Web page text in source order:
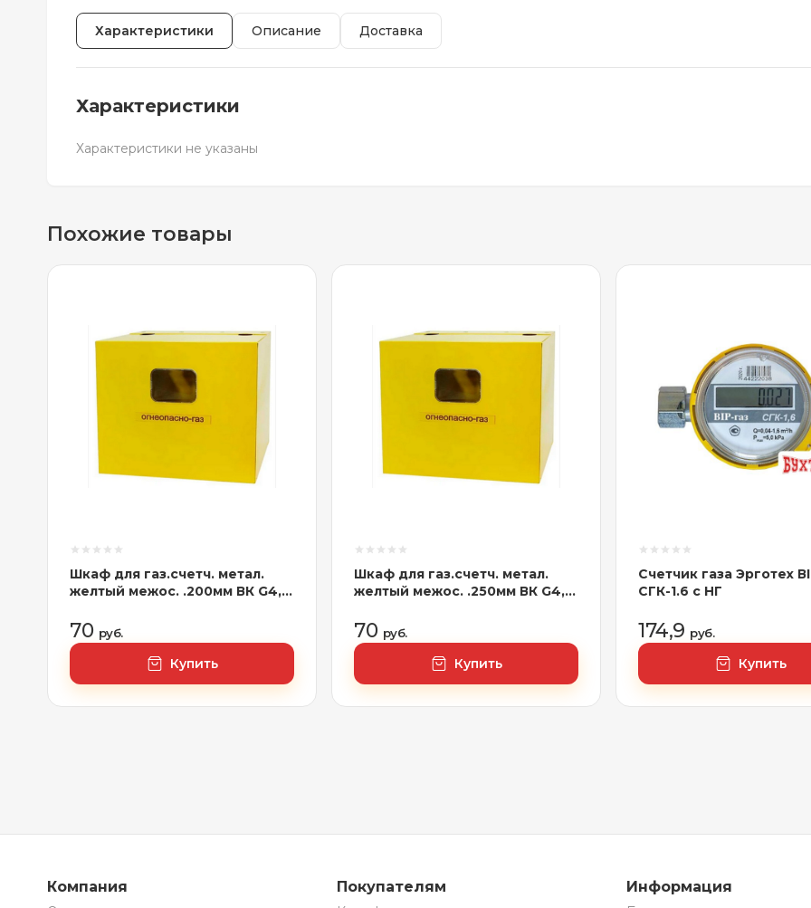
Характеристики Описание Доставка
Характеристики
Характеристики не указаны
Похожие товары
Шкаф для газ.счетч. метал.
желтый межос. .200мм ВК G4,
70 руб.
Купить
Шкаф для газ.счетч. метал.
желтый межос. .250мм ВК G4,
70 руб.
Купить
Счетчик газа Эрготех
СГК-1.6 с НГ
174,9 руб.
Купить
Компания Покупателям Информация